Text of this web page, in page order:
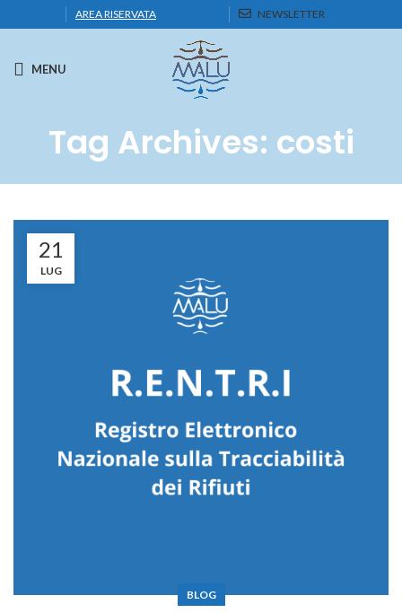
AREA RISERVATA NEWSLETTER
MENU
Tag Archives: costi
21
LUG
BLOG